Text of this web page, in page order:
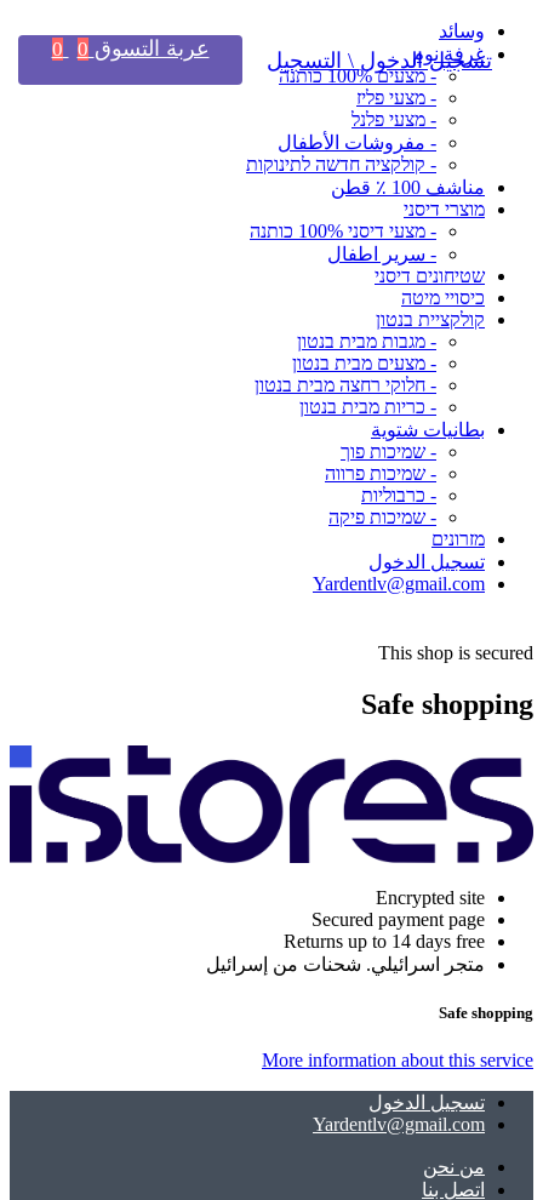
وسائد
غرفة نوم
- מצעים 100% כותנה
- מצעי פליז
- מצעי פלנל
- مفروشات الأطفال
- קולקציה חדשה לתינוקות
مناشف 100 ٪ قطن
מוצרי דיסני
- מצעי דיסני 100% כותנה
- سرير اطفال
שטיחונים דיסני
כיסויי מיטה
קולקציית בנטון
- מגבות מבית בנטון
- מצעים מבית בנטון
- חלוקי רחצה מבית בנטון
- כריות מבית בנטון
بطانيات شتوية
- שמיכות פוך
- שמיכות פרווה
- כרבוליות
- שמיכות פיקה
מזרונים
تسجيل الدخول
Yardentlv@gmail.com
This shop is secured
Safe shopping
Encrypted site
Secured payment page
Returns up to 14 days free
متجر اسرائيلي. شحنات من إسرائيل
Safe shopping
More information about this service
تسجيل الدخول
Yardentlv@gmail.com
ﻣﻦ ﻧﺤﻦ
اتصل بنا
تسجيل الدخول \ التسجيل عربة التسوق 0
0